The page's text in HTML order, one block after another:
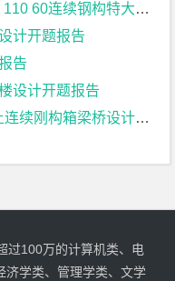
特大桥上部结构设计开题报告
计开题报告
告
设计开题报告
构箱梁桥设计开题报告
过100万的计算机类、电
济学类、管理学类、文学